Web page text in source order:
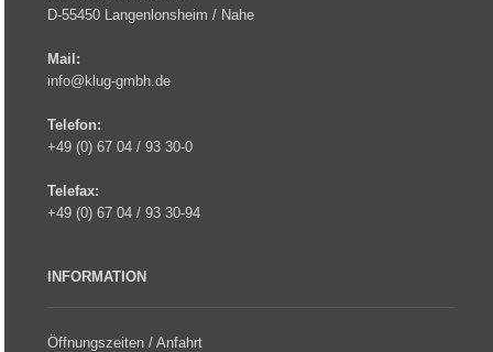
D-55450 Langenlonsheim / Nahe
Mail:
info@klug-gmbh.de
Telefon:
+49 (0) 67 04 / 93 30-0
Telefax:
+49 (0) 67 04 / 93 30-94
INFORMATION
Öffnungszeiten / Anfahrt